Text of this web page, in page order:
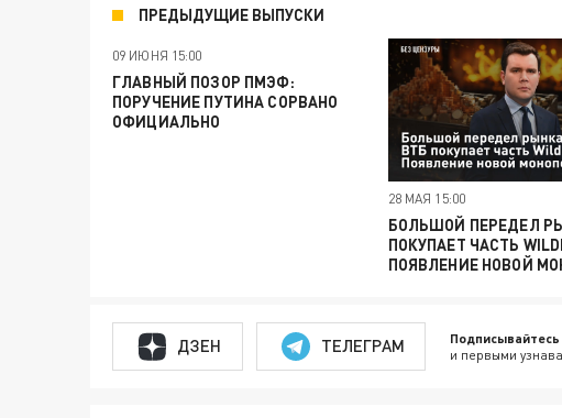
ПРЕДЫДУЩИЕ ВЫПУСКИ
09 ИЮНЯ 15:00
ГЛАВНЫЙ ПОЗОР ПМЭФ:
ПОРУЧЕНИЕ ПУТИНА СОРВАНО
ОФИЦИАЛЬНО
28 МАЯ 15:00
БОЛЬШОЙ ПЕРЕДЕЛ
ПОКУПАЕТ ЧАСТЬ
ПОЯВЛЕНИЕ НОВОЙ
ДЗЕН ТЕЛЕГРАМ и первыми